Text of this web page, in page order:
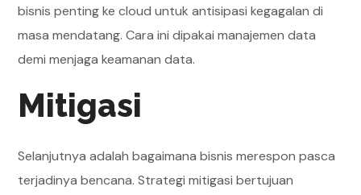
bisnis penting ke cloud untuk antisipasi kegagalan di
masa mendatang. Cara ini dipakai manajemen data
demi menjaga keamanan data.
Mitigasi
Selanjutnya adalah bagaimana bisnis merespon pasca
terjadinya bencana. Strategi mitigasi bertujuan